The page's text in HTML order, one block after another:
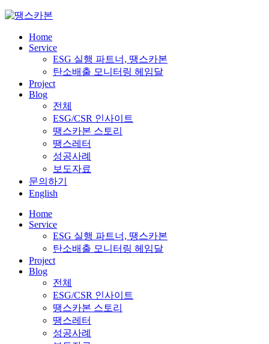
Skip
contentHome
Service
ESG 실행 파트너, 땡스카본
탄소배출 모니터링 헤임달
Project
Blog
전체
ESG/CSR 인사이트
땡스카본 스토리
땡스레터
성공사례
보도자료
문의하기
English
Home
Service
ESG 실행 파트너, 땡스카본
탄소배출 모니터링 헤임달
Project
Blog
전체
ESG/CSR 인사이트
땡스카본 스토리
땡스레터
성공사례